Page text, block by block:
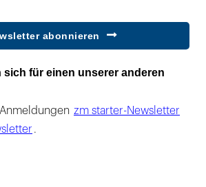
abonnieren
sich für einen unserer anderen
zm starter-Newsletter
.